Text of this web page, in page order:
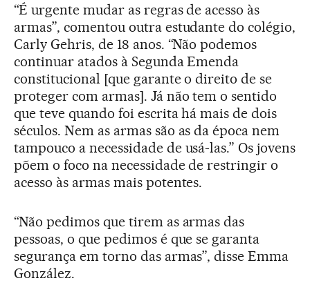
“É urgente mudar as regras de acesso às
armas”, comentou outra estudante do colégio,
Carly Gehris, de 18 anos. “Não podemos
continuar atados à Segunda Emenda
constitucional [que garante o direito de se
proteger com armas]. Já não tem o sentido
que teve quando foi escrita há mais de dois
séculos. Nem as armas são as da época nem
tampouco a necessidade de usá-las.” Os jovens
põem o foco na necessidade de restringir o
acesso às armas mais potentes.
“Não pedimos que tirem as armas das
pessoas, o que pedimos é que se garanta
segurança em torno das armas”, disse Emma
González.